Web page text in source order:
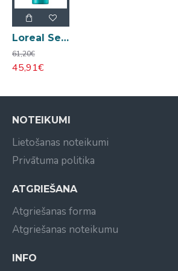
Loreal Serie Expert Scalp Advanced pretblaugznu šampūns 1500ml
61,20€
45,91€
NOTEIKUMI
Lietošanas noteikumi
Privātuma politika
ATGRIEŠANA
Atgriešanas forma
Atgriešanas noteikumu
INFO